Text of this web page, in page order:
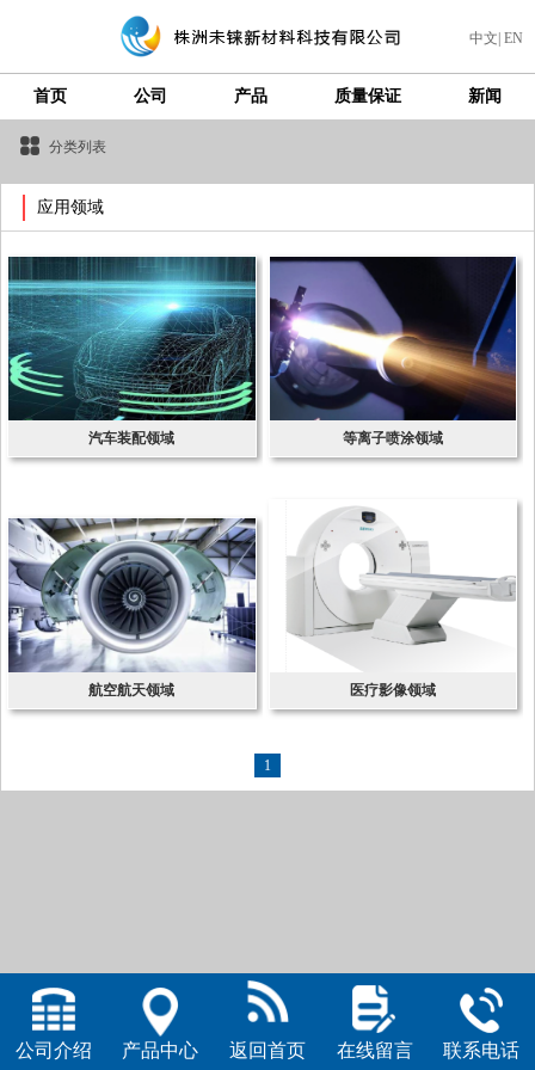
中文 EN
首页 公司 产品 质量保证 新闻
分类列表
应用领域
汽车装配领域 等离子喷涂领域
航空航天领域 医疗影像领域
1
公司介绍 产品中心 返回首页 在线留言 联系电话